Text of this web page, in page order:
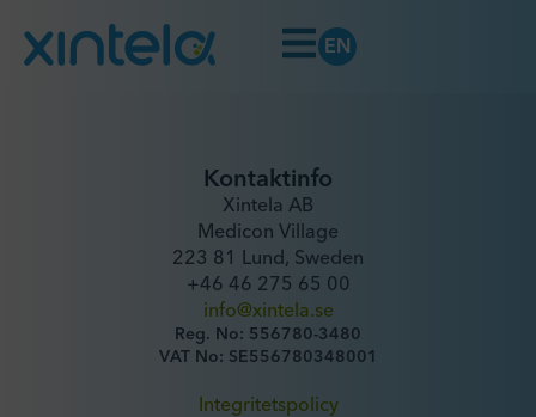
EN
Kontaktinfo
Xintela AB
Medicon Village
223 81 Lund, Sweden
+46 46 275 65 00
info@xintela.se
Reg. No: 556780-3480
VAT No: SE556780348001
Integritetspolicy